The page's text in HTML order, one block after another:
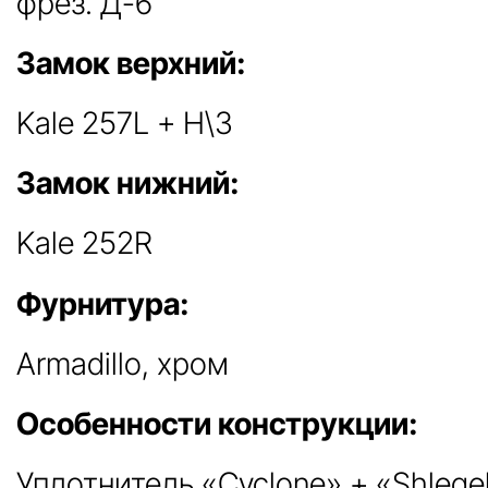
Замок верхний:
Kale 257L + Н\З
Замок нижний:
Kale 252R
Фурнитура:
Armadillo, хром
Особенности конструкции: